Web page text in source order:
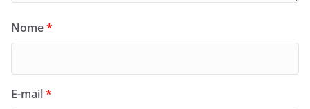
Nome*
E-mail*